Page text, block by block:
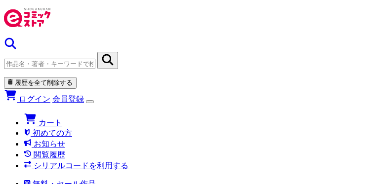
履歴を全て削除する
ログイン 会員登録
カート
初めての方
お知らせ
閲覧履歴
シリアルコードを利用する